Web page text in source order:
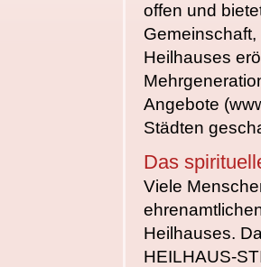
offen und
Ge
Heilhauses
Angebote
Städten
Das
Viele
Heilhauses.
HEILHAUS-